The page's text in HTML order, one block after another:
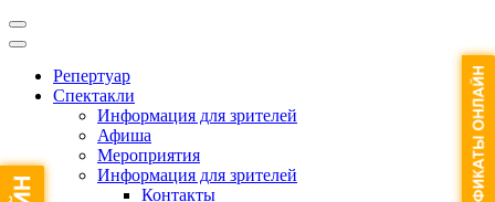
Репертуар
Спектакли
Информация для зрителей
Афиша
Мероприятия
Информация для зрителей
Контакты